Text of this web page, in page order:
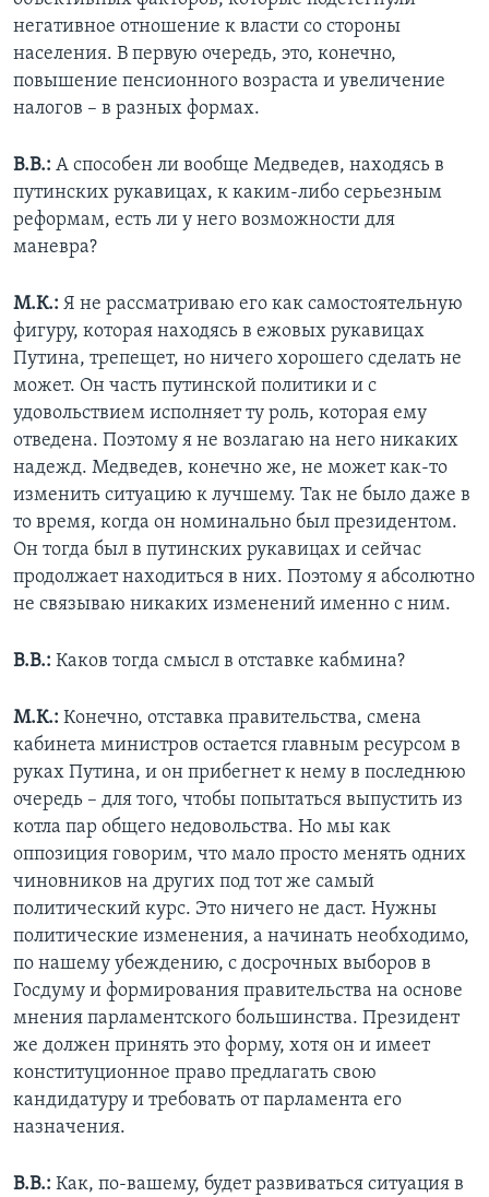
негативное отношение к власти со стороны
населения. В первую очередь, это, конечно,
повышение пенсионного возраста и увеличение
налогов – в разных формах.
В.В.: А способен ли вообще Медведев, находясь в
путинских рукавицах, к каким-либо серьезным
реформам, есть ли у него возможности для
маневра?
М.К.: Я не рассматриваю его как самостоятельную
фигуру, которая находясь в ежовых рукавицах
Путина, трепещет, но ничего хорошего сделать не
может. Он часть путинской политики и с
удовольствием исполняет ту роль, которая ему
отведена. Поэтому я не возлагаю на него никаких
надежд. Медведев, конечно же, не может как-то
изменить ситуацию к лучшему. Так не было даже в
то время, когда он номинально был президентом.
Он тогда был в путинских рукавицах и сейчас
продолжает находиться в них. Поэтому я абсолютно
не связываю никаких изменений именно с ним.
В.В.: Каков тогда смысл в отставке кабмина?
М.К.: Конечно, отставка правительства, смена
кабинета министров остается главным ресурсом в
руках Путина, и он прибегнет к нему в последнюю
очередь – для того, чтобы попытаться выпустить из
котла пар общего недовольства. Но мы как
оппозиция говорим, что мало просто менять одних
чиновников на других под тот же самый
политический курс. Это ничего не даст. Нужны
политические изменения, а начинать необходимо,
по нашему убеждению, с досрочных выборов в
Госдуму и формирования правительства на основе
мнения парламентского большинства. Президент
же должен принять это форму, хотя он и имеет
конституционное право предлагать свою
кандидатуру и требовать от парламента его
назначения.
В.В.: Как, по-вашему, будет развиваться ситуация в